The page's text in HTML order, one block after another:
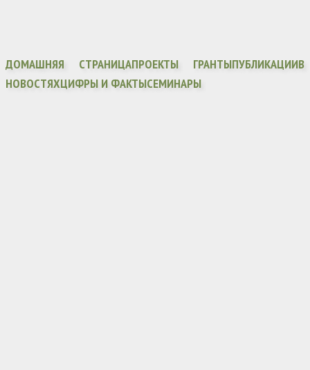
ДОМАШНЯЯ СТРАНИЦАПРОЕКТЫ ГРАНТЫПУБЛИКАЦИИВ
НОВОСТЯХЦИФРЫ И ФАКТЫСЕМИНАРЫ